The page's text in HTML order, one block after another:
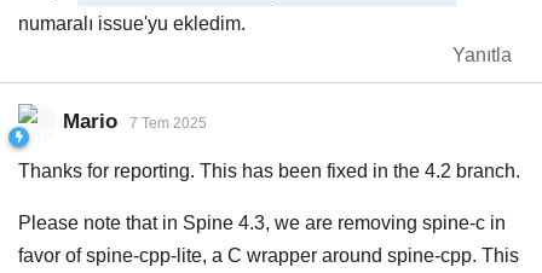
numaralı issue'yu ekledim.
Yanıtla
Mario 7 Tem 2025
Thanks for reporting. This has been fixed in the 4.2 branch.
Please note that in Spine 4.3, we are removing spine-c in
favor of spine-cpp-lite, a C wrapper around spine-cpp. This